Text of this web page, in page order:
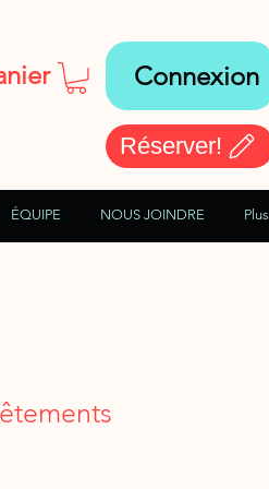
Connexion
Réserver!
ÉQUIPE NOUS JOINDRE Plus